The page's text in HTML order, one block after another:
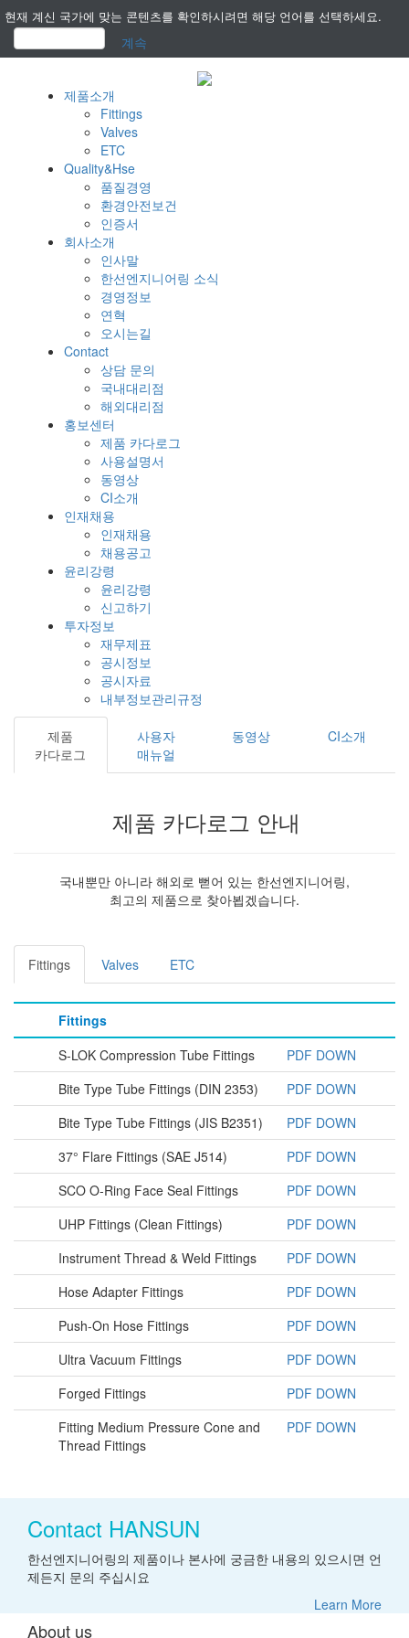
현재 계신 국가에 맞는 콘텐츠를 확인하시려면 해당 언어를 선택하세요.
계속
제품소개
Fittings
Valves
ETC
Quality&Hse
품질경영
환경안전보건
인증서
회사소개
인사말
한선엔지니어링 소식
경영정보
연혁
오시는길
Contact
상담 문의
국내대리점
해외대리점
홍보센터
제품 카다로그
사용설명서
동영상
CI소개
인재채용
인재채용
채용공고
윤리강령
윤리강령
신고하기
투자정보
재무제표
공시정보
공시자료
내부정보관리규정
제품
카다로그
사용자
매뉴얼
동영상 CI소개
제품 카다로그 안내
국내뿐만 아니라 해외로 뻗어 있는 한선엔지니어링,
최고의 제품으로 찾아뵙겠습니다.
Fittings Valves ETC
Fittings
S-LOK Compression Tube Fittings
PDF DOWN
Bite Type Tube Fittings (DIN 2353)
PDF DOWN
Bite Type Tube Fittings (JIS B2351)
PDF DOWN
37° Flare Fittings (SAE J514)
PDF DOWN
SCO O-Ring Face Seal Fittings
PDF DOWN
UHP Fittings (Clean Fittings)
PDF DOWN
Instrument Thread & Weld Fittings
PDF DOWN
Hose Adapter Fittings
PDF DOWN
Push-On Hose Fittings
PDF DOWN
Ultra Vacuum Fittings
PDF DOWN
Forged Fittings
PDF DOWN
Fitting Medium Pressure Cone and
Thread Fittings
PDF DOWN
Contact HANSUN
한선엔지니어링의 제품이나 본사에 궁금한 내용의 있으시면 언
제든지 문의 주십시요
Learn More
About us